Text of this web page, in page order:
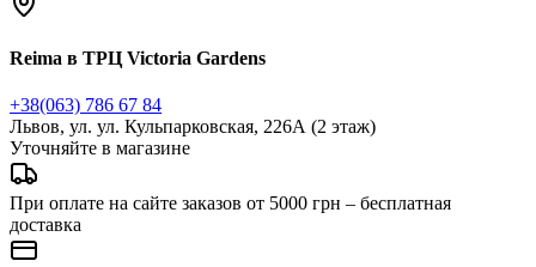
Reima в ТРЦ Victoria Gardens
+38(063) 786 67 84
Львов, ул. ул. Кульпарковская, 226А (2 этаж)
Уточняйте в магазине
При оплате на сайте заказов от 5000 грн – бесплатная
доставка